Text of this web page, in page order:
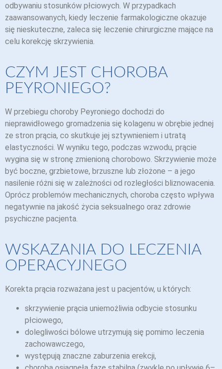
odbywaniu stosunków płciowych. W przypadkach
zaawansowanych, kiedy leczenie farmakologiczne okazuje
się nieskuteczne, zaleca się leczenie chirurgiczne mające na
celu korekcję skrzywienia.
CZYM JEST CHOROBA
PEYRONIEGO?
W przebiegu choroby Peyroniego dochodzi do
nieprawidłowego gromadzenia się kolagenu w obrębie jednej
ze stron prącia, co skutkuje jej sztywnieniem i utratą
elastyczności. W wyniku tego, podczas wzwodu, prącie
wygina się w stronę zmienioną chorobowo. Skrzywienie może
być boczne, grzbietowe, brzuszne lub złożone – a jego
nasilenie różni się w zależności od rozległości bliznowacenia.
Oprócz problemów mechanicznych, choroba często wpływa
negatywnie na jakość życia seksualnego oraz zdrowie
psychiczne pacjenta.
WSKAZANIA DO LECZENIA
OPERACYJNEGO
Korekta prącia rozważana jest u pacjentów, u których:
skrzywienie prącia uniemożliwia odbycie stosunku
płciowego,
dolegliwości bólowe utrzymują się pomimo leczenia
zachowawczego,
występują znaczne zaburzenia erekcji,